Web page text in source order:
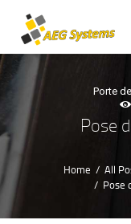
Porte
Pose
Home All
Pose
NOS
NOUS